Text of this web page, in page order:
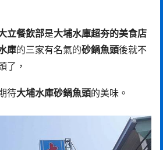
立餐飲部是大埔水庫超夯的美食店
庫的三家有名氣的砂鍋魚頭後就不
了，
待大埔水庫砂鍋魚頭的美味。